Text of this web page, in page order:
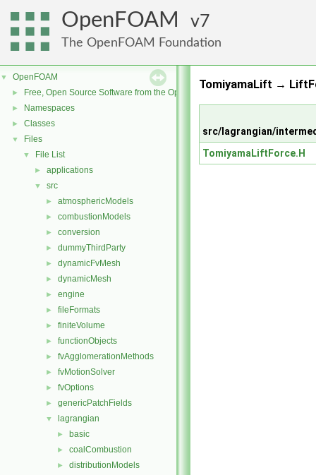
OpenFOAM 7
The OpenFOAM Foundation
▼ OpenFOAM
► Free, Open Source Software from the OpenFOAM Foundation
► Namespaces
► Classes
▼ Files
▼ File List
► applications
▼ src
► atmosphericModels
► combustionModels
► conversion
► dummyThirdParty
► dynamicFvMesh
► dynamicMesh
► engine
► fileFormats
► finiteVolume
► functionObjects
► fvAgglomerationMethods
► fvMotionSolver
► fvOptions
► genericPatchFields
▼ lagrangian
► basic
► coalCombustion
► distributionModels
TomiyamaLift →
src/lagrangian/
TomiyamaLiftForce.H